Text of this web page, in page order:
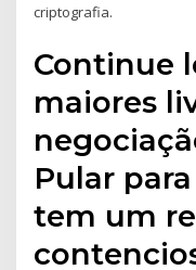
criptografia.
Continue
maiores
Pular
tem um